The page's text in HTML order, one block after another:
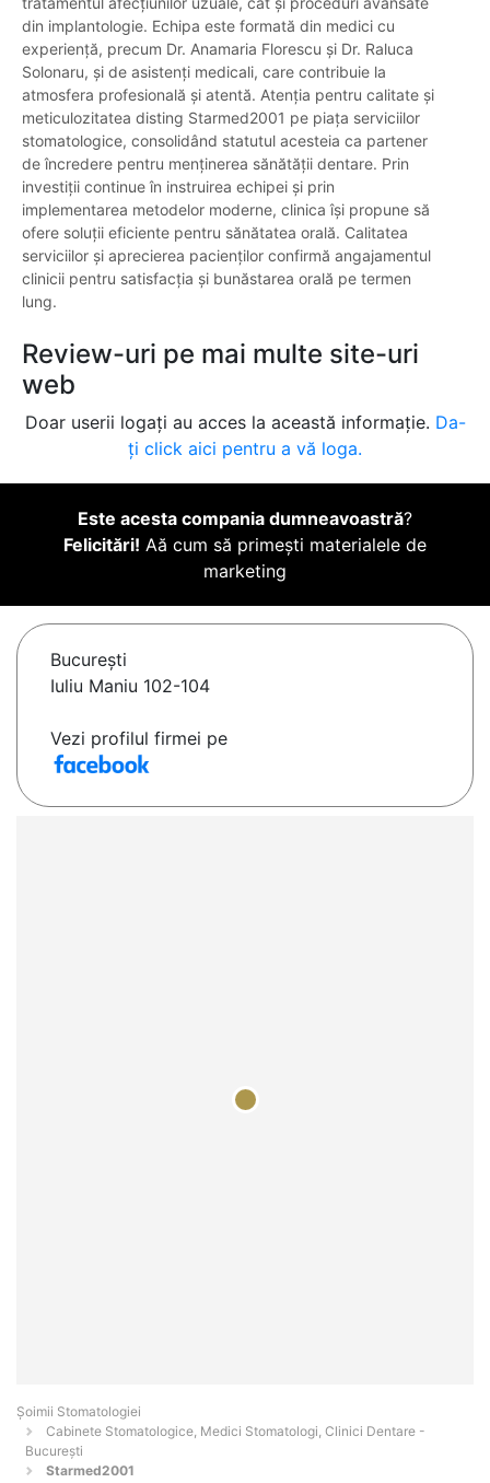
din implantologie. Echipa este formată din medici cu
experiență, precum Dr. Anamaria Florescu și Dr. Raluca
Solonaru, și de asistenți medicali, care contribuie la
atmosfera profesională și atentă. Atenția pentru calitate și
meticulozitatea disting Starmed2001 pe piața serviciilor
stomatologice, consolidând statutul acesteia ca partener
de încredere pentru menținerea sănătății dentare. Prin
investiții continue în instruirea echipei și prin
implementarea metodelor moderne, clinica își propune să
ofere soluții eficiente pentru sănătatea orală. Calitatea
serviciilor și aprecierea pacienților confirmă angajamentul
clinicii pentru satisfacția și bunăstarea orală pe termen
lung.
Review-uri pe mai multe site-uri
web
Doar userii logați au acces la această informație. Da-
ți click aici pentru a vă loga.
Este acesta compania dumneavoastră?
Felicitări! Aă cum să primești materialele de
marketing
Bucureşti
Iuliu Maniu 102-104
Vezi profilul firmei pe
Șoimii Stomatologiei
Cabinete Stomatologice, Medici Stomatologi, Clinici Dentare -
Bucureşti
Starmed2001